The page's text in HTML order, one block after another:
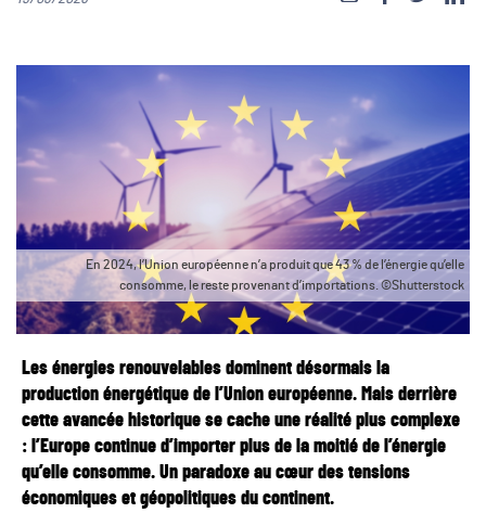
En 2024, l’Union européenne n’a produit que 43 % de l’énergie qu’elle
consomme, le reste provenant d’importations. ©Shutterstock
Les énergies renouvelables dominent désormais la
production énergétique de l’Union européenne. Mais derrière
cette avancée historique se cache une réalité plus complexe
: l’Europe continue d’importer plus de la moitié de l’énergie
qu’elle consomme. Un paradoxe au cœur des tensions
économiques et géopolitiques du continent.